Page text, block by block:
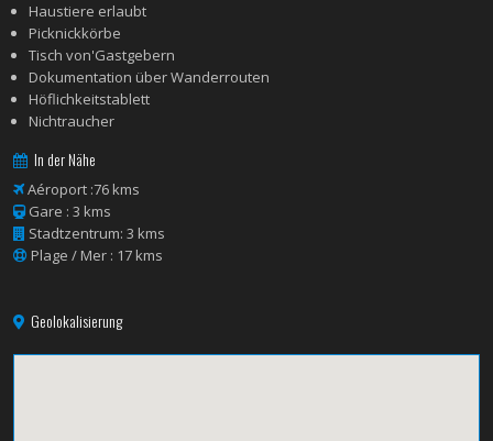
Haustiere erlaubt
Picknickkörbe
Tisch von'Gastgebern
Dokumentation über Wanderrouten
Höflichkeitstablett
Nichtraucher
In der Nähe
Aéroport :76 kms
Gare : 3 kms
Stadtzentrum: 3 kms
Plage / Mer : 17 kms
Geolokalisierung